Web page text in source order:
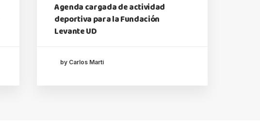
Agenda cargada de actividad
deportiva para la Fundación
Levante UD
by Carlos Marti